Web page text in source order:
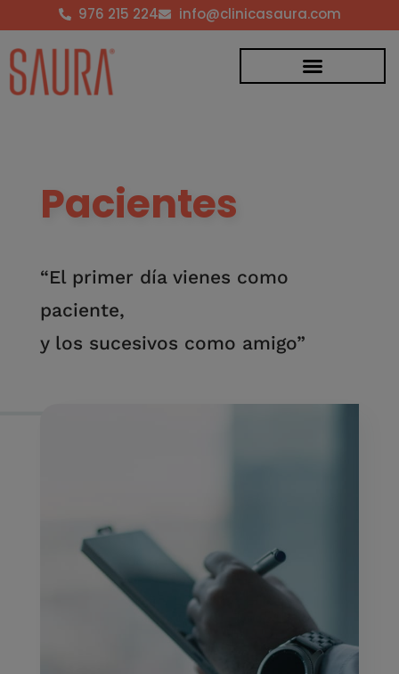
976 215 224 info@clinicasaura.com
Pacientes
“El primer día vienes como
paciente,
y los sucesivos como amigo”